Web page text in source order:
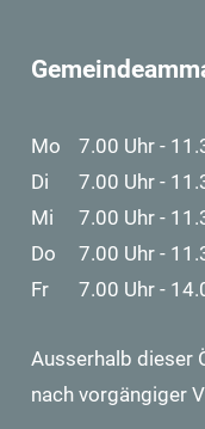
Mo
7.00 Uhr -
Di
7.00 Uhr -
Mi
7.00 Uhr -
Do
7.00 Uhr -
Fr
7.00 Uhr -
Ausserhalb dieser
nach vorgängiger